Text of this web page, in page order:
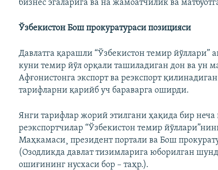
бизнес эгаларига ва на жамоатчилик ва
Ўзбекистон Бош прокуратураси позицияси
Давлатга қарашли “Ўзбекистон темир
куни темир йўл орқали ташиладиган дон ва ун
Афғонистонга экспорт ва реэкспорт
тарифларни қарийб уч бараварга оширди.
Янги тарифлар жорий этилгани ҳақида бир неча
реэкспортчилар “Ўзбекистон темир
Маҳкамаси¸ президент портали ва Бош
(Озодликда давлат тизимларига юборилган
ошиғининг нусхаси бор – таҳр.).